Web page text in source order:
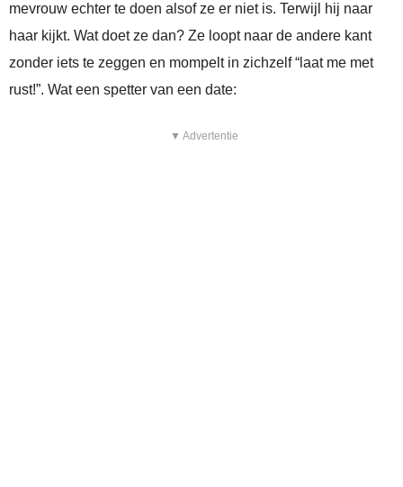
mevrouw echter te doen alsof ze er niet is. Terwijl hij naar
haar kijkt. Wat doet ze dan? Ze loopt naar de andere kant
zonder iets te zeggen en mompelt in zichzelf “laat me met
rust!”. Wat een spetter van een date:
▼ Advertentie